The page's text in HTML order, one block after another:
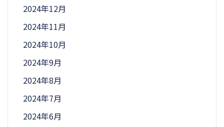
2024年12月
2024年11月
2024年10月
2024年9月
2024年8月
2024年7月
2024年6月